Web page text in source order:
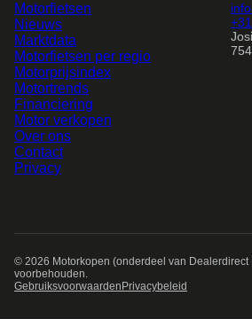
Motorfietsen
Nieuws
Marktdata
Motorfietsen per regio
Motorprijsindex
Motortrends
Financiering
Motor verkopen
Over ons
Contact
Privacy
© 2026 Motorkopen (onderdeel van Dealerdirect
voorbehouden.
Gebruiksvoorwaarden Privacybeleid